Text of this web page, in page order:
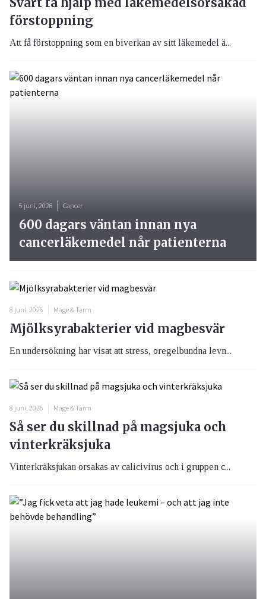
förstoppning
Att få förstoppning som en biverkan av sitt läkemedel ä...
8 juni, 2026 Mage & Tarm
Mjölksyrabakterier vid magbesvär
En undersökning har visat att stress, oregelbundna levn...
8 juni, 2026 Mage & Tarm
Så ser du skillnad på magsjuka och
vinterkräksjuka
Vinterkräksjukan orsakas av calicivirus och i gruppen c...
5 juni, 2026 Cancer
600 dagars väntan innan nya
cancerläkemedel når patienterna